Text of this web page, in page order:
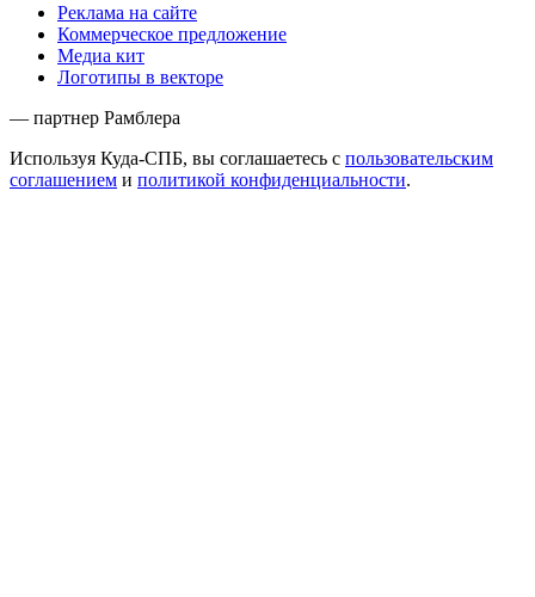
Реклама на сайте
Коммерческое предложение
Медиа кит
Логотипы в векторе
— партнер Рамблера
Используя Куда-СПБ, вы соглашаетесь с пользовательским
соглашением и политикой конфиденциальности.